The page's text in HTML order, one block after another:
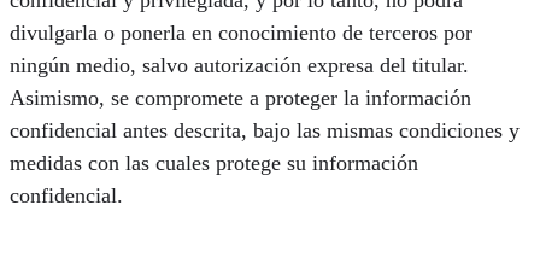
divulgarla o ponerla en conocimiento de terceros por
ningún medio, salvo autorización expresa del titular.
Asimismo, se compromete a proteger la información
confidencial antes descrita, bajo las mismas condiciones y
medidas con las cuales protege su información
confidencial.